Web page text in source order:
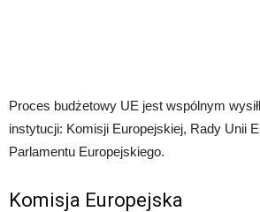
Proces budżetowy UE jest wspólnym
instytucji: Komisji Europejskiej, Rady Unii
Parlamentu Europejskiego.
Komisja Europejska